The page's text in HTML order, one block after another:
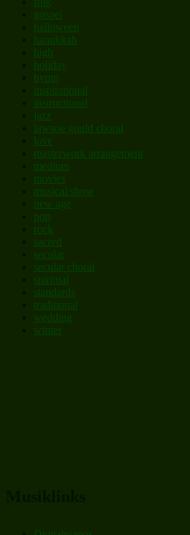
gospel
halloween
hanukkah
high
holiday
hymn
inspirational
instructional
jazz
lawson gould choral
love
masterwork arrangement
medium
movies
musical/show
new age
pop
rock
sacred
secular
secular choral
spiritual
standards
traditional
wedding
winter